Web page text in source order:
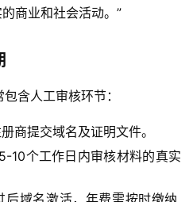
商业和社会活动。”
含人工审核环节：
商提交域名及证明文件。
10个工作日内审核材料的真实